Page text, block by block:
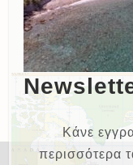
Κάνε
περισσότερα